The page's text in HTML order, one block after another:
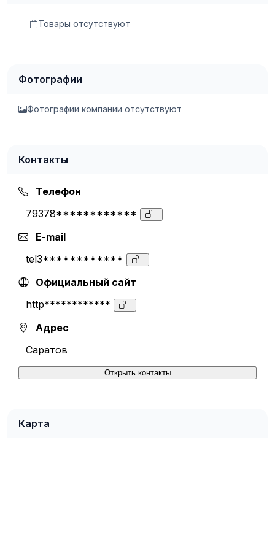
Товары отсутствуют
Фотографии
Фотографии компании отсутствуют
Контакты
Телефон
79378************
E-mail
tel3************
Официальный сайт
http************
Адрес
Саратов
Открыть контакты
Карта